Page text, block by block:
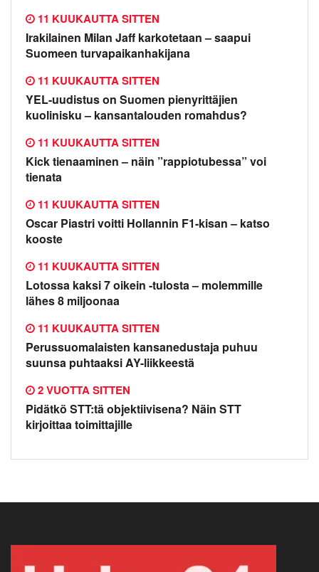
Irakilainen Milan Jaff karkotetaan – saapui
Suomeen turvapaikanhakijana
11 KUUKAUTTA SITTEN
YEL-uudistus on Suomen pienyrittäjien
kuolinisku – kansantalouden romahdus?
11 KUUKAUTTA SITTEN
Kick tienaaminen – näin ”rappiotubessa” voi
tienata
11 KUUKAUTTA SITTEN
Oscar Piastri voitti Hollannin F1-kisan – katso
kooste
11 KUUKAUTTA SITTEN
Lotossa kaksi 7 oikein -tulosta – molemmille
lähes 8 miljoonaa
11 KUUKAUTTA SITTEN
Perussuomalaisten kansanedustaja puhuu
suunsa puhtaaksi AY-liikkeestä
11 KUUKAUTTA SITTEN
Pidätkö STT:tä objektiivisena? Näin STT
kirjoittaa toimittajille
2 VUOTTA SITTEN